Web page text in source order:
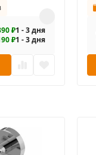
₽1 - 3 дня
₽1 - 3 дня